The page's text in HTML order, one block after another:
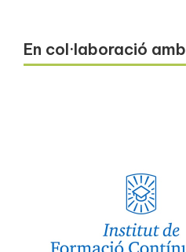
En col·laboració amb